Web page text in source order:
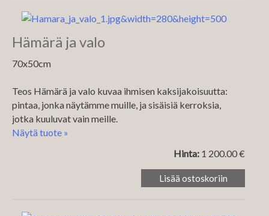
Hämärä ja valo
70x50cm
Teos Hämärä ja valo kuvaa ihmisen kaksijakoisuutta:
pintaa, jonka näytämme muille, ja sisäisiä kerroksia,
jotka kuuluvat vain meille.
Näytä tuote »
Hinta: 1 200.00 €